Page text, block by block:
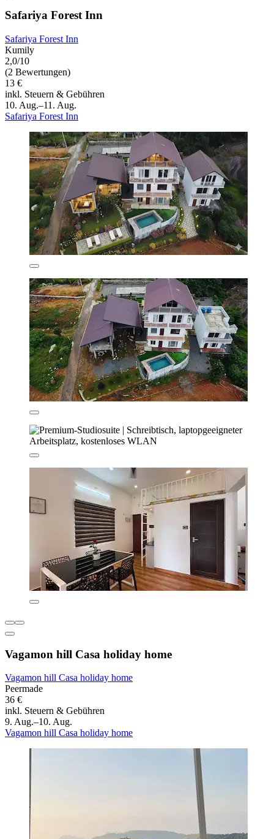
Safariya Forest Inn
Safariya Forest Inn
Kumily
2,0/10
(2 Bewertungen)
13 €
inkl. Steuern & Gebühren
10. Aug.–11. Aug.
Safariya Forest Inn
Vagamon hill Casa holiday home
Vagamon hill Casa holiday home
Peermade
36 €
inkl. Steuern & Gebühren
9. Aug.–10. Aug.
Vagamon hill Casa holiday home